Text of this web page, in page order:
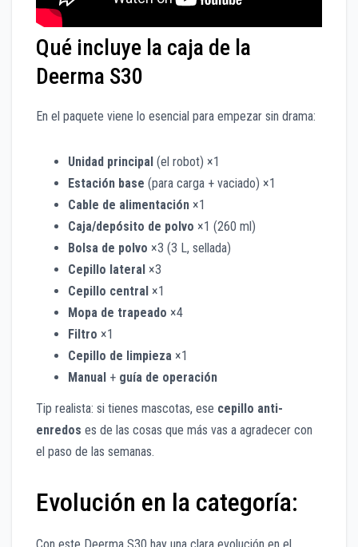
Qué incluye la caja de la
Deerma S30
En el paquete viene lo esencial para empezar sin drama:
Unidad principal (el robot) ×1
Estación base (para carga + vaciado) ×1
Cable de alimentación ×1
Caja/depósito de polvo ×1 (260 ml)
Bolsa de polvo ×3 (3 L, sellada)
Cepillo lateral ×3
Cepillo central ×1
Mopa de trapeado ×4
Filtro ×1
Cepillo de limpieza ×1
Manual + guía de operación
Tip realista: si tienes mascotas, ese cepillo anti-
enredos es de las cosas que más vas a agradecer con
el paso de las semanas.
Evolución en la categoría: